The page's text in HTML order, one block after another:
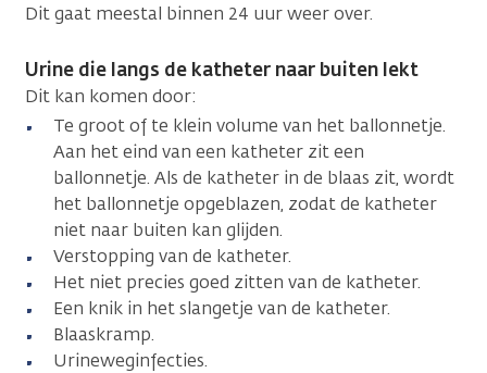
Dit gaat meestal binnen 24 uur weer over.
Urine die langs de katheter naar buiten lekt
Dit kan komen door:
Te groot of te klein volume van het ballonnetje.
Aan het eind van een katheter zit een
ballonnetje. Als de katheter in de blaas zit, wordt
het ballonnetje opgeblazen, zodat de katheter
niet naar buiten kan glijden.
Verstopping van de katheter.
Het niet precies goed zitten van de katheter.
Een knik in het slangetje van de katheter.
Blaaskramp.
Urineweginfecties.